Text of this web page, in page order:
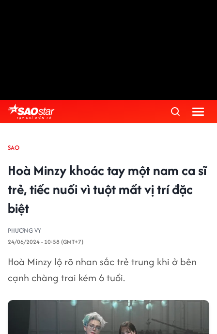
SAO
Hoà Minzy khoác tay một nam ca sĩ
trẻ, tiếc nuối vì tuột mất vị trí đặc
biệt
PHƯƠNG VY
24/06/2024 - 10:58 (GMT+7)
Hoà Minzy lộ rõ nhan sắc trẻ trung khi ở bên
cạnh chàng trai kém 6 tuổi.